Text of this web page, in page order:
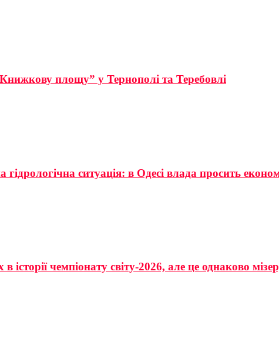
площу” у Тернополі та Теребовлі
гідрологічна ситуація: в Одесі влада просить
історії чемпіонату світу-2026, але це однаково